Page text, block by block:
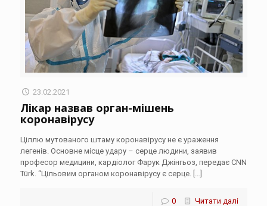
23.02.2021
Лікар назвав орган-мішень
коронавірусу
Ціллю мутованого штаму коронавірусу не є ураження
легенів. Основне місце удару – серце людини, заявив
професор медицини, кардіолог Фарук Джінгьоз, передає CNN
Türk. “Цільовим органом коронавірусу є серце.[…]
0 Читати далі